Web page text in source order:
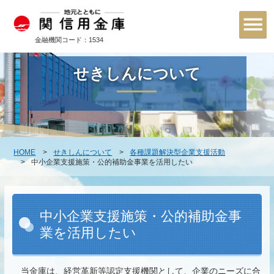
金融機関コード：1534
せきしんについて
HOME せきしんについて
各種課題解決型企業支援活動
中小企業支援施策・公的補助金事業を活用したい
中小企業支援施策・公的補助金事
業を活用したい
当金庫は、経営革新等認定支援機関として、企業のニーズに合